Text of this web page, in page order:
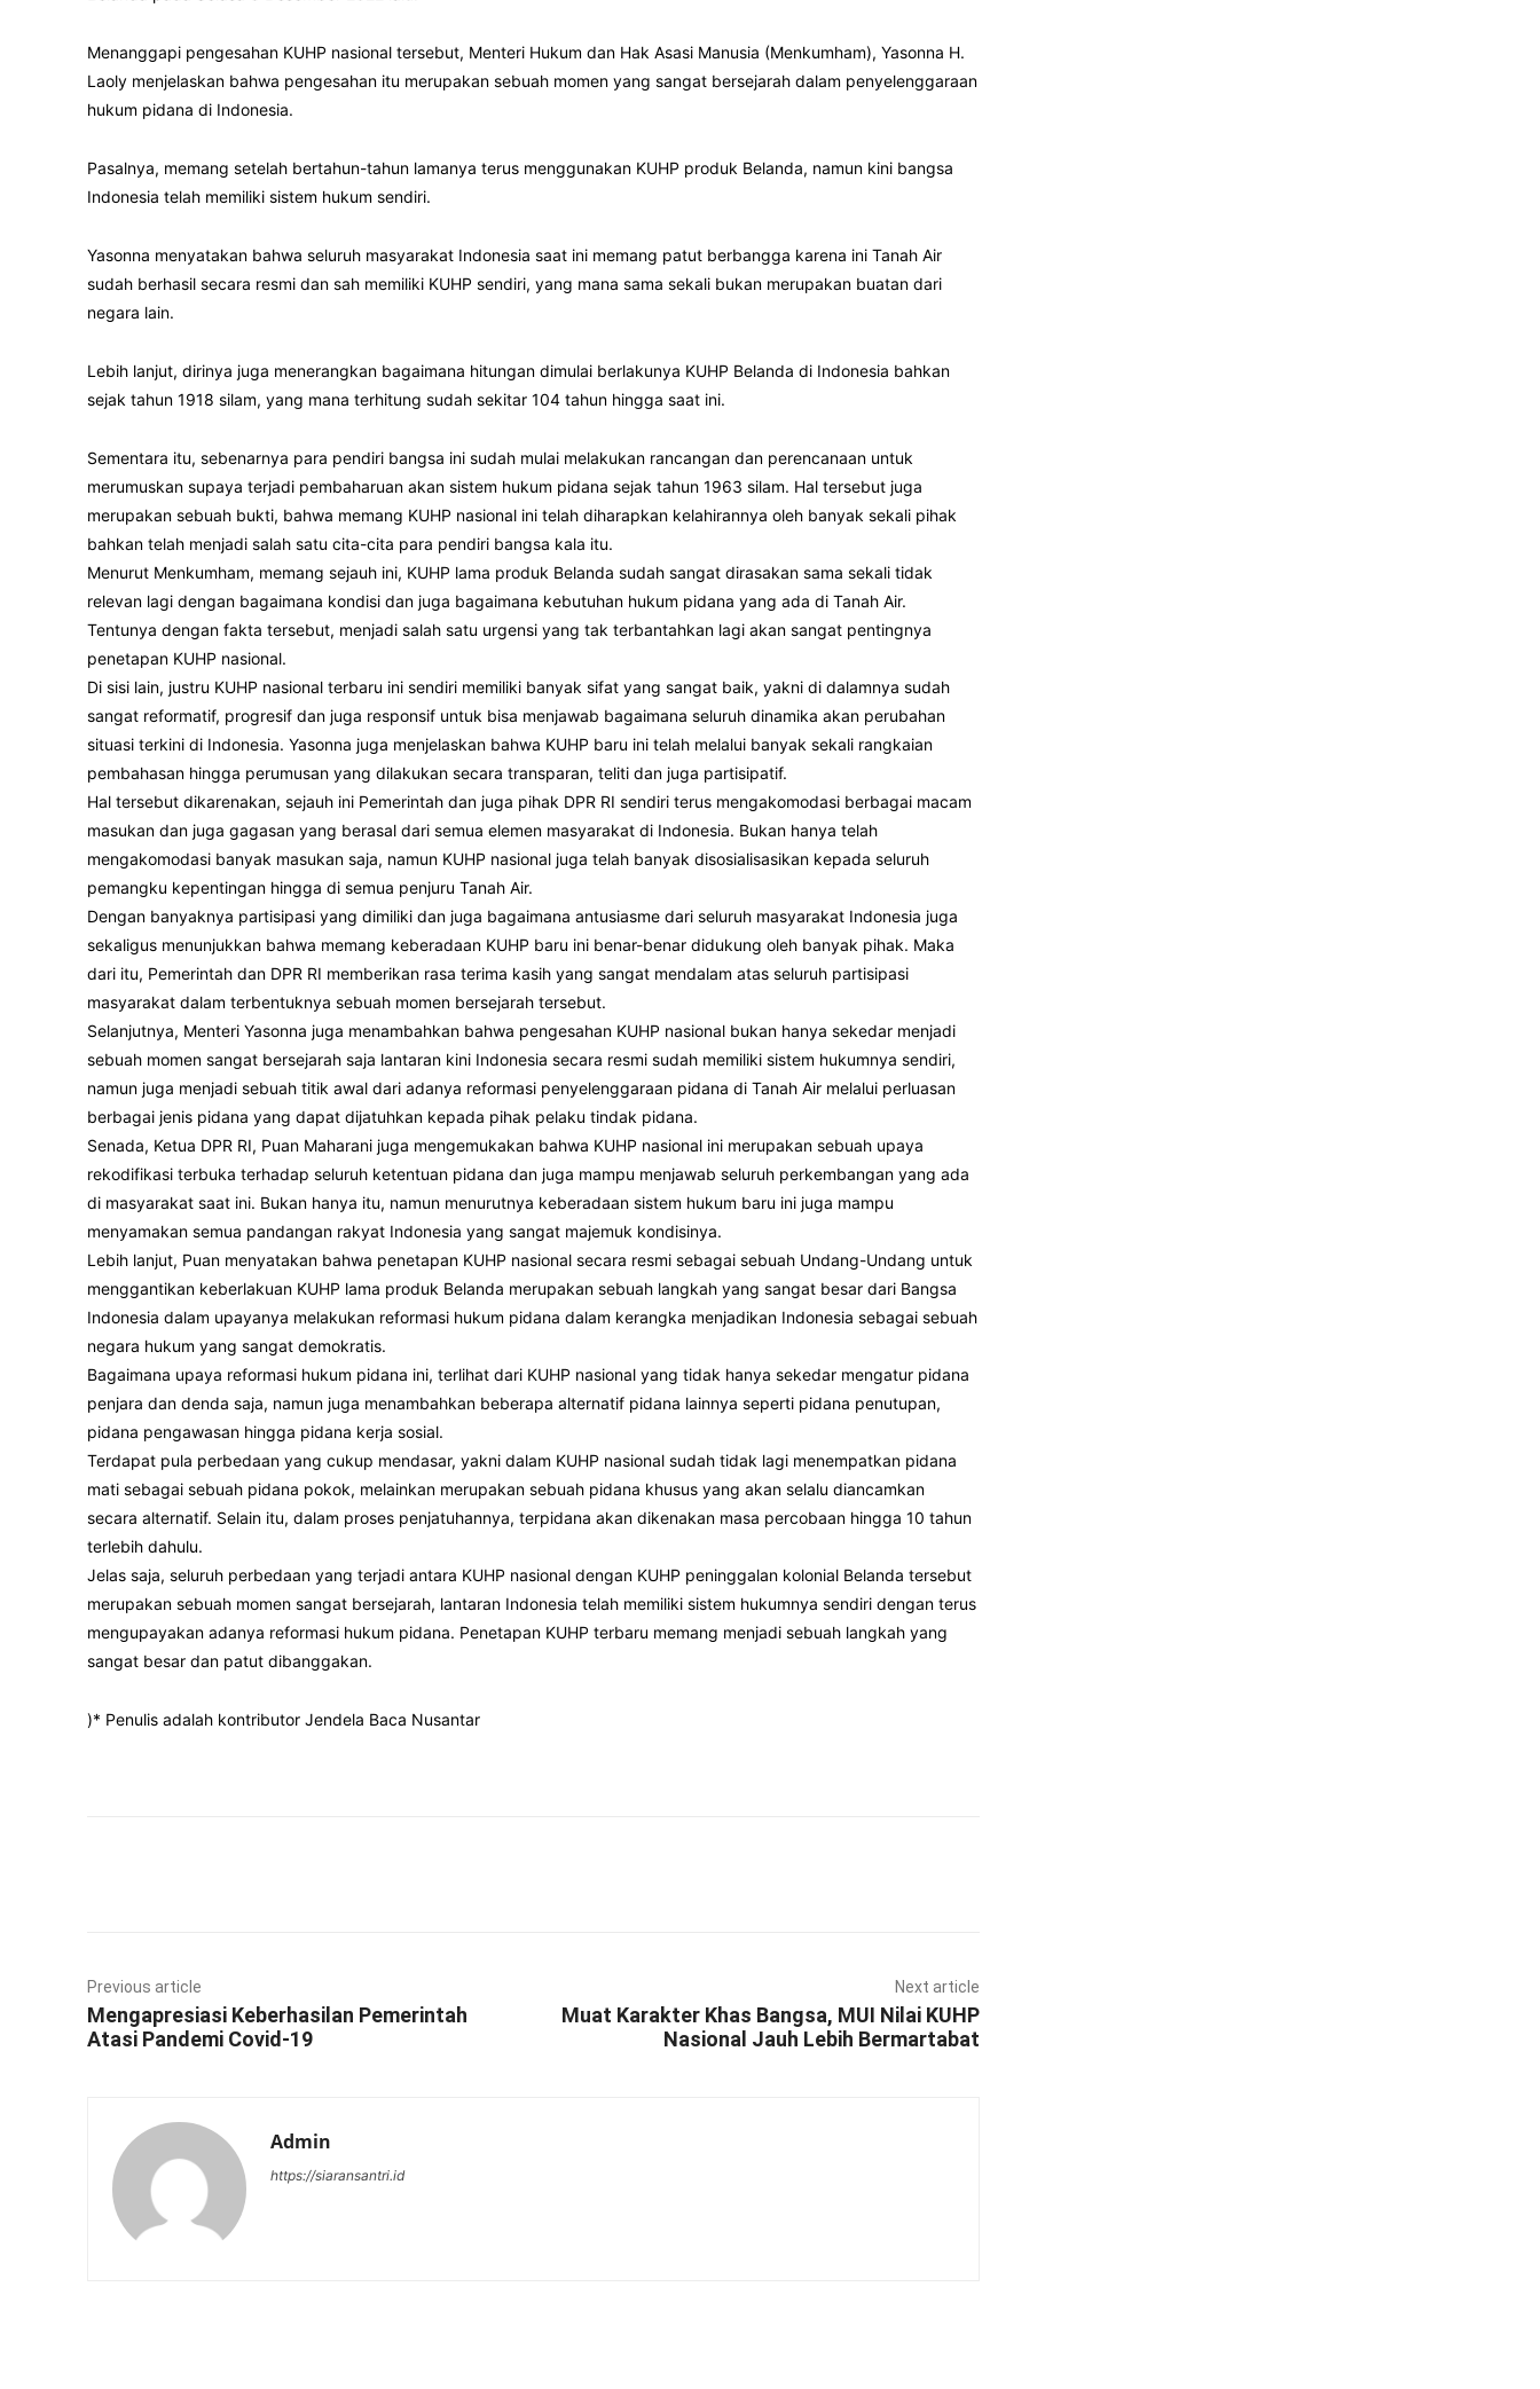
Menanggapi pengesahan KUHP nasional tersebut, Menteri Hukum dan Hak Asasi Manusia (Menkumham), Yasonna H.
Laoly menjelaskan bahwa pengesahan itu merupakan sebuah momen yang sangat bersejarah dalam penyelenggaraan
hukum pidana di Indonesia.
Pasalnya, memang setelah bertahun-tahun lamanya terus menggunakan KUHP produk Belanda, namun kini bangsa
Indonesia telah memiliki sistem hukum sendiri.
Yasonna menyatakan bahwa seluruh masyarakat Indonesia saat ini memang patut berbangga karena ini Tanah Air
sudah berhasil secara resmi dan sah memiliki KUHP sendiri, yang mana sama sekali bukan merupakan buatan dari
negara lain.
Lebih lanjut, dirinya juga menerangkan bagaimana hitungan dimulai berlakunya KUHP Belanda di Indonesia bahkan
sejak tahun 1918 silam, yang mana terhitung sudah sekitar 104 tahun hingga saat ini.
Sementara itu, sebenarnya para pendiri bangsa ini sudah mulai melakukan rancangan dan perencanaan untuk
merumuskan supaya terjadi pembaharuan akan sistem hukum pidana sejak tahun 1963 silam. Hal tersebut juga
merupakan sebuah bukti, bahwa memang KUHP nasional ini telah diharapkan kelahirannya oleh banyak sekali pihak
bahkan telah menjadi salah satu cita-cita para pendiri bangsa kala itu.
Menurut Menkumham, memang sejauh ini, KUHP lama produk Belanda sudah sangat dirasakan sama sekali tidak
relevan lagi dengan bagaimana kondisi dan juga bagaimana kebutuhan hukum pidana yang ada di Tanah Air.
Tentunya dengan fakta tersebut, menjadi salah satu urgensi yang tak terbantahkan lagi akan sangat pentingnya
penetapan KUHP nasional.
Di sisi lain, justru KUHP nasional terbaru ini sendiri memiliki banyak sifat yang sangat baik, yakni di dalamnya sudah
sangat reformatif, progresif dan juga responsif untuk bisa menjawab bagaimana seluruh dinamika akan perubahan
situasi terkini di Indonesia. Yasonna juga menjelaskan bahwa KUHP baru ini telah melalui banyak sekali rangkaian
pembahasan hingga perumusan yang dilakukan secara transparan, teliti dan juga partisipatif.
Hal tersebut dikarenakan, sejauh ini Pemerintah dan juga pihak DPR RI sendiri terus mengakomodasi berbagai macam
masukan dan juga gagasan yang berasal dari semua elemen masyarakat di Indonesia. Bukan hanya telah
mengakomodasi banyak masukan saja, namun KUHP nasional juga telah banyak disosialisasikan kepada seluruh
pemangku kepentingan hingga di semua penjuru Tanah Air.
Dengan banyaknya partisipasi yang dimiliki dan juga bagaimana antusiasme dari seluruh masyarakat Indonesia juga
sekaligus menunjukkan bahwa memang keberadaan KUHP baru ini benar-benar didukung oleh banyak pihak. Maka
dari itu, Pemerintah dan DPR RI memberikan rasa terima kasih yang sangat mendalam atas seluruh partisipasi
masyarakat dalam terbentuknya sebuah momen bersejarah tersebut.
Selanjutnya, Menteri Yasonna juga menambahkan bahwa pengesahan KUHP nasional bukan hanya sekedar menjadi
sebuah momen sangat bersejarah saja lantaran kini Indonesia secara resmi sudah memiliki sistem hukumnya sendiri,
namun juga menjadi sebuah titik awal dari adanya reformasi penyelenggaraan pidana di Tanah Air melalui perluasan
berbagai jenis pidana yang dapat dijatuhkan kepada pihak pelaku tindak pidana.
Senada, Ketua DPR RI, Puan Maharani juga mengemukakan bahwa KUHP nasional ini merupakan sebuah upaya
rekodifikasi terbuka terhadap seluruh ketentuan pidana dan juga mampu menjawab seluruh perkembangan yang ada
di masyarakat saat ini. Bukan hanya itu, namun menurutnya keberadaan sistem hukum baru ini juga mampu
menyamakan semua pandangan rakyat Indonesia yang sangat majemuk kondisinya.
Lebih lanjut, Puan menyatakan bahwa penetapan KUHP nasional secara resmi sebagai sebuah Undang-Undang untuk
menggantikan keberlakuan KUHP lama produk Belanda merupakan sebuah langkah yang sangat besar dari Bangsa
Indonesia dalam upayanya melakukan reformasi hukum pidana dalam kerangka menjadikan Indonesia sebagai sebuah
negara hukum yang sangat demokratis.
Bagaimana upaya reformasi hukum pidana ini, terlihat dari KUHP nasional yang tidak hanya sekedar mengatur pidana
penjara dan denda saja, namun juga menambahkan beberapa alternatif pidana lainnya seperti pidana penutupan,
pidana pengawasan hingga pidana kerja sosial.
Terdapat pula perbedaan yang cukup mendasar, yakni dalam KUHP nasional sudah tidak lagi menempatkan pidana
mati sebagai sebuah pidana pokok, melainkan merupakan sebuah pidana khusus yang akan selalu diancamkan
secara alternatif. Selain itu, dalam proses penjatuhannya, terpidana akan dikenakan masa percobaan hingga 10 tahun
terlebih dahulu.
Jelas saja, seluruh perbedaan yang terjadi antara KUHP nasional dengan KUHP peninggalan kolonial Belanda tersebut
merupakan sebuah momen sangat bersejarah, lantaran Indonesia telah memiliki sistem hukumnya sendiri dengan terus
mengupayakan adanya reformasi hukum pidana. Penetapan KUHP terbaru memang menjadi sebuah langkah yang
sangat besar dan patut dibanggakan.
)* Penulis adalah kontributor Jendela Baca Nusantar
Previous article
Mengapresiasi Keberhasilan Pemerintah
Atasi Pandemi Covid-19
Next article
Muat Karakter Khas Bangsa, MUI Nilai KUHP
Nasional Jauh Lebih Bermartabat
Admin
https://siaransantri.id